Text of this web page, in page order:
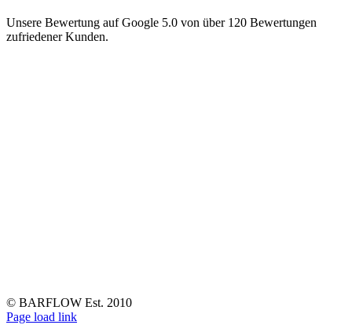
Unsere Bewertung auf Google 5.0 von über 120 Bewertungen
zufriedener Kunden.
© BARFLOW Est. 2010
Facebook
Instagram
YouTube
Tiktok
LinkedIn
Page load link